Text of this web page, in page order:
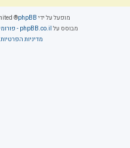
מופעל על ידי phpBB
® Forum Software © phpBB Limited
מבוסס על phpBB.co.il - פורומים בעברית
מדיניות הפרטיות